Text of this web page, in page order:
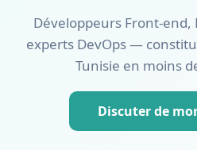
Développeurs Front-end,
experts DevOps —
Tunisie en moins
Discuter de